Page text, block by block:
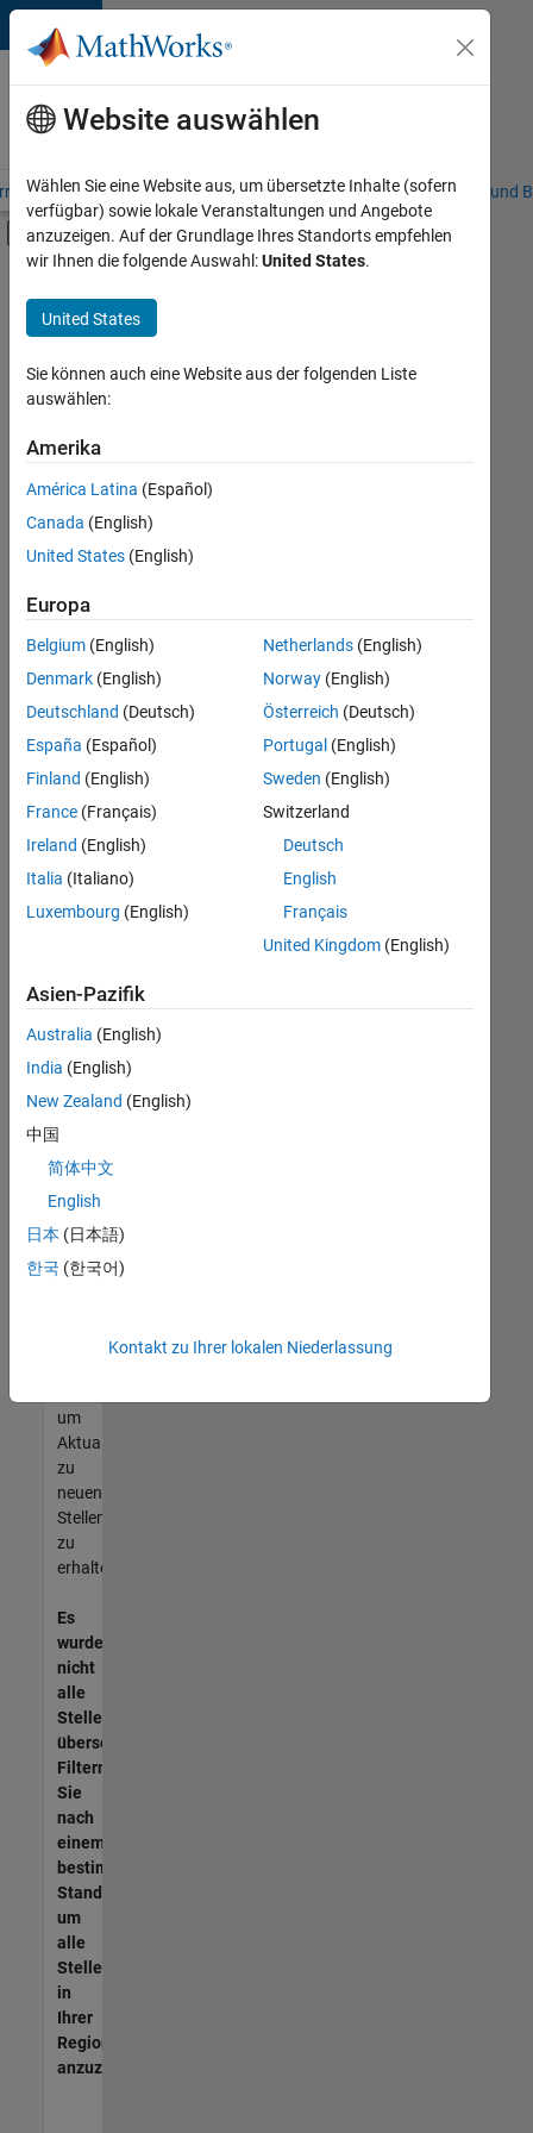
Weiter zum Inhalt
Karriere
bei
MathWorks
– Übersicht Stellensuche Niederlassungen Studierende und
Umschaltung für Off-Canvas-
Hauptinhalt
Programm für Berufseinsteiger (EDG)
Advanced Support
Business Applications and Tools
Information Technology
Software Process Engineering
Technical Writing
User Experience
Web Applications and Services
+7
Derzeit
es
keine
offenen
Stellen,
Ihren
Suchkriterien
entsprechen.
können
die
Suchkriterien
weiter
fassen
oder
alle
Stellenangebote
anzeigen .
noch
keine
offenen
Stellen
können,
die
Ihren
entsprechen,
werden
unseres
um
Aktualisierungen
zu
neuen
Stellenangeboten
zu
erhalten.
Es
wurden
nicht
alle
Stellen
übersetzt.
Filtern
Sie
nach
einem
bestimmten
Standort,
um
alle
Stellenangebote
in
Ihrer
Region
anzuzeigen.
Website auswählen
Wählen Sie eine Website aus, um übersetzte Inhalte (sofern
verfügbar) sowie lokale Veranstaltungen und Angebote
anzuzeigen. Auf der Grundlage Ihres Standorts empfehlen
wir Ihnen die folgende Auswahl:United States.
United States
Sie können auch eine Website aus der folgenden Liste
auswählen:
Amerika
América Latina (Español)
Canada (English)
United States (English)
Europa
Belgium (English)
Denmark (English)
Deutschland (Deutsch)
España (Español)
Finland (English)
France (Français)
Ireland (English)
Italia (Italiano)
Luxembourg (English)
Netherlands(English)
Norway(English)
Österreich (Deutsch)
Portugal (English)
Sweden (English)
Switzerland
Deutsch
English
Français
United Kingdom(English)
Asien-Pazifik
Australia (English)
India (English)
New Zealand (English)
中国
简体中文
English
日本 (日本語)
한국 (한국어)
Kontakt zu Ihrer lokalen Niederlassung